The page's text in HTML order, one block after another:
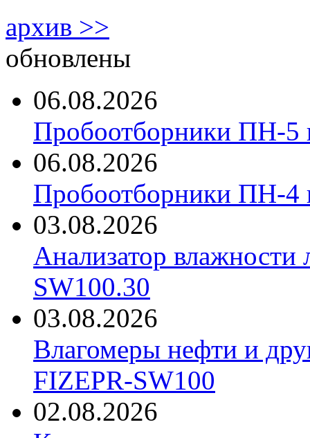
архив >>
обновлены
06.08.2026
Пробоотборники ПН-
06.08.2026
Пробоотборники ПН-
03.08.2026
Анализатор
SW100.30
03.08.2026
Влагомеры нефти и
FIZEPR-SW100
02.08.2026